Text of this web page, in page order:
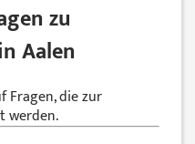
zu
Aalen
Fragen, die zur
werden.